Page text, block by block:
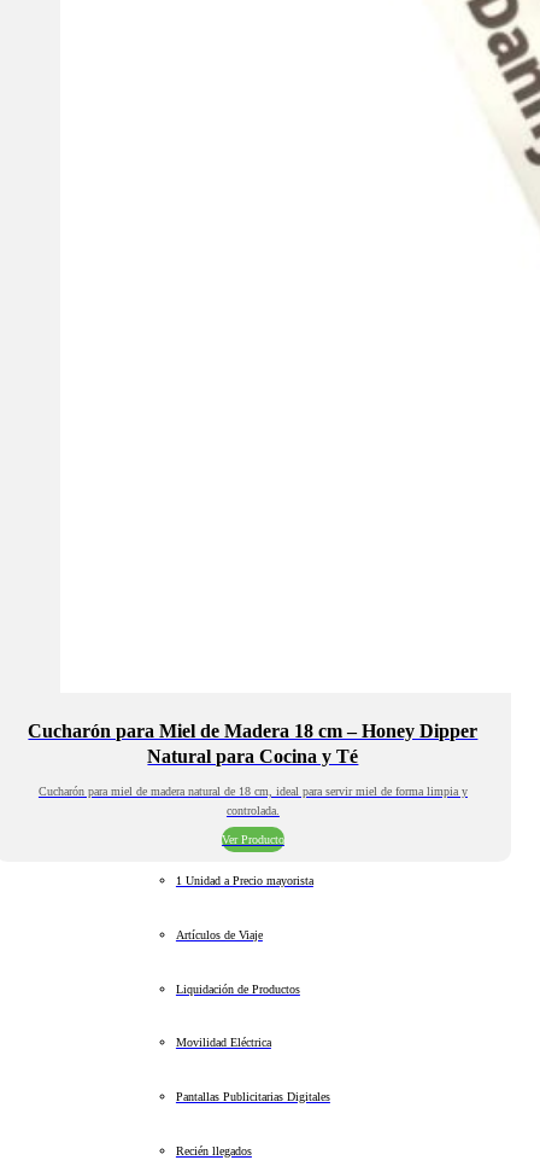
Cucharón para Miel de Madera 18 cm – Honey Dipper
Natural para Cocina y Té
Cucharón para miel de madera natural de 18 cm, ideal para servir miel de forma limpia y
controlada.
Ver Producto
1 Unidad a Precio mayorista
Artículos de Viaje
Liquidación de Productos
Movilidad Eléctrica
Pantallas Publicitarias Digitales
Recién llegados